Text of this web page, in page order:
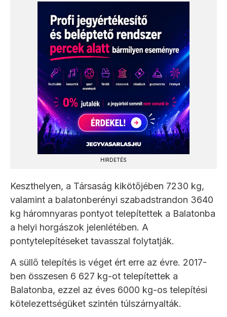
HIRDETÉS
Keszthelyen, a Társaság kikötőjében 7230 kg,
valamint a balatonberényi szabadstrandon 3640
kg háromnyaras pontyot telepítettek a Balatonba
a helyi horgászok jelenlétében. A
pontytelepítéseket tavasszal folytatják.
A süllő telepítés is véget ért erre az évre. 2017-
ben összesen 6 627 kg-ot telepítettek a
Balatonba, ezzel az éves 6000 kg-os telepítési
kötelezettségüket szintén túlszárnyalták.